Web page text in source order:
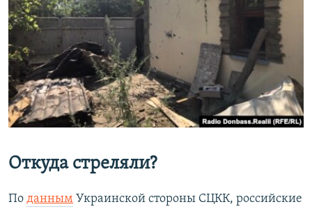
Откуда стреляли?
По данным Украинской стороны СЦКК, российские